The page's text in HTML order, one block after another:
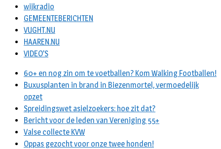
wijkradio
GEMEENTEBERICHTEN
VUGHT.NU
HAAREN.NU
VIDEO’S
60+ en nog zin om te voetballen? Kom Walking Footballen!
Buxusplanten in brand in Biezenmortel, vermoedelijk
opzet
Spreidingswet asielzoekers: hoe zit dat?
Bericht voor de leden van Vereniging 55+
Valse collecte KVW
Oppas gezocht voor onze twee honden!